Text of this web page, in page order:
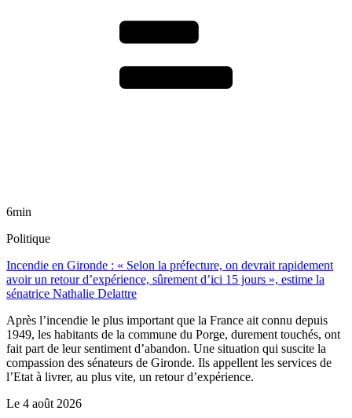
6min
Politique
Incendie en Gironde : « Selon la préfecture, on devrait rapidement
avoir un retour d’expérience, sûrement d’ici 15 jours », estime la
sénatrice Nathalie Delattre
Après l’incendie le plus important que la France ait connu depuis
1949, les habitants de la commune du Porge, durement touchés, ont
fait part de leur sentiment d’abandon. Une situation qui suscite la
compassion des sénateurs de Gironde. Ils appellent les services de
l’Etat à livrer, au plus vite, un retour d’expérience.
Le 4 août 2026